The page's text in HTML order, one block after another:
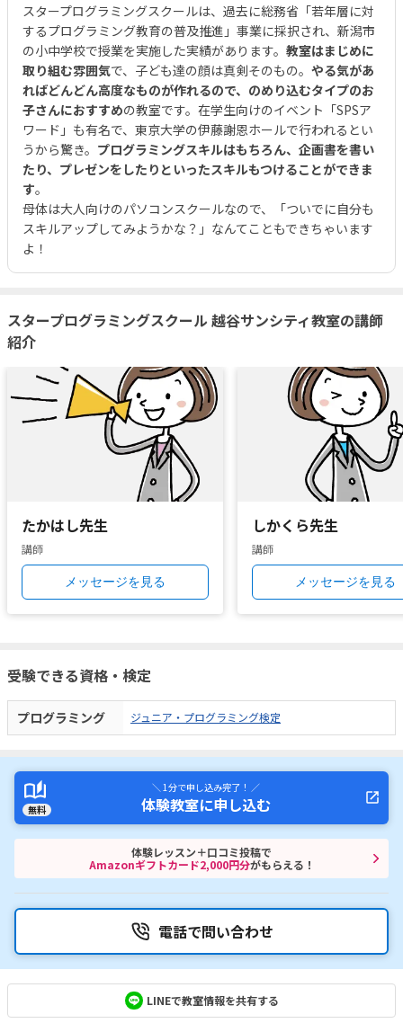
スタープログラミングスクールは、過去に総務省「若年層に対
するプログラミング教育の普及推進」事業に採択され、新潟市
の小中学校で授業を実施した実績があります。 教室はまじめに
取り組む雰囲気で、子ども達の顔は真剣そのもの。 やる気があ
ればどんどん高度なものが作れるので、のめり込むタイプのお
子さんにおすすめの教室です。在学生向けのイベント「SPSア
ワード」も有名で、東京大学の伊藤謝恩ホールで行われるとい
うから驚き。 プログラミングスキルはもちろん、企画書を書い
たり、プレゼンをしたりといったスキルもつけることができま
す。
母体は大人向けのパソコンスクールなので、「ついでに自分も
スキルアップしてみようかな？」なんてこともできちゃいます
よ！
スタープログラミングスクール 越谷サンシティ教室の講師
紹介
たかはし先生
講師
メッセージを見る
しかくら先生
講師
メッセージを見る
受験できる資格・検定
プログラミング ジュニア・プログラミング検定
無料
＼ 1分で申し込み完了！ ／
体験教室に申し込む
体験レッスン＋口コミ投稿で
Amazonギフトカード2,000円分がもらえる！
電話で問い合わせ
LINEで教室情報を共有する